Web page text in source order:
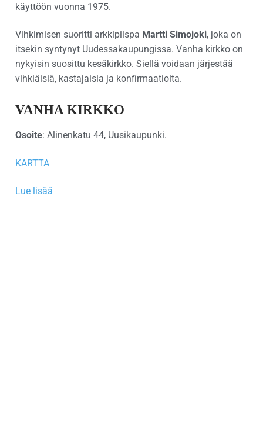
käyttöön vuonna 1975.
Vihkimisen suoritti arkkipiispa Martti Simojoki, joka on
itsekin syntynyt Uudessakaupungissa. Vanha kirkko on
nykyisin suosittu kesäkirkko. Siellä voidaan järjestää
vihkiäisiä, kastajaisia ja konfirmaatioita.
VANHA KIRKKO
Osoite: Alinenkatu 44, Uusikaupunki.
KARTTA
Lue lisää